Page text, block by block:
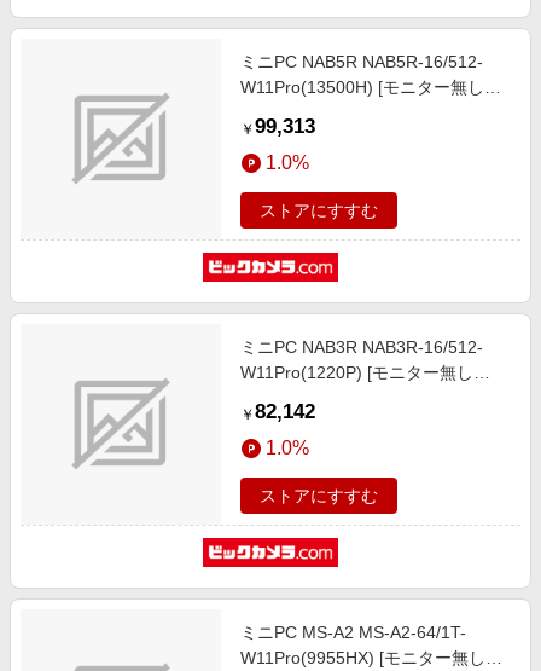
ミニPC NAB5R NAB5R-16/512-
W11Pro(13500H) [モニター無し
リ：16GB /SSD：512GB /2025年
11月モデル]
￥ 99,313
1.0%
ストアにすすむ
ミニPC NAB3R NAB3R-16/512-
W11Pro(1220P) [モニター無し
リ：16GB /SSD：512GB /2025年
11月モデル]
￥ 82,142
1.0%
ストアにすすむ
ミニPC MS-A2 MS-A2-64/1T-
W11Pro(9955HX) [モニター無し